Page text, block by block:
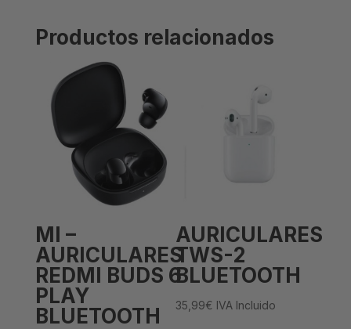
Productos relacionados
MI –
AURICULARES
REDMI BUDS 6
PLAY
BLUETOOTH
AURICULARES
TWS-2
BLUETOOTH
35,99€ IVA Incluido